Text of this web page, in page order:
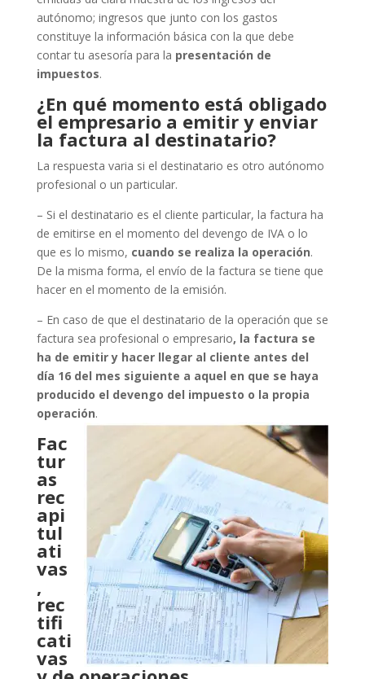
autónomo; ingresos que junto con los gastos
constituye la información básica con la que debe
contar tu asesoría para la presentación de
impuestos.
¿En qué momento está obligado
el empresario a emitir y enviar
la factura al destinatario?
La respuesta varia si el destinatario es otro autónomo
profesional o un particular.
– Si el destinatario es el cliente particular, la factura ha
de emitirse en el momento del devengo de IVA o lo
que es lo mismo, cuando se realiza la operación.
De la misma forma, el envío de la factura se tiene que
hacer en el momento de la emisión.
– En caso de que el destinatario de la operación que se
factura sea profesional o empresario, la factura se
ha de emitir y hacer llegar al cliente antes del
día 16 del mes siguiente a aquel en que se haya
producido el devengo del impuesto o la propia
operación.
Fac
tur
as
rec
api
tul
ati
vas
,
rec
tifi
cati
vas